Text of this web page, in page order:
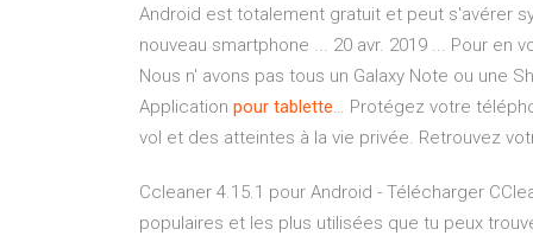
Android est totalement gratuit et peut s'avérer
nouveau smartphone ... 20 avr. 2019 ... Pour en
Nous n' avons pas tous un Galaxy Note ou une
Application pour tablette… Protégez votre
vol et des atteintes à la vie privée. Retrouvez
Ccleaner 4.15.1 pour Android - Télécharger
populaires et les plus utilisées que tu peux